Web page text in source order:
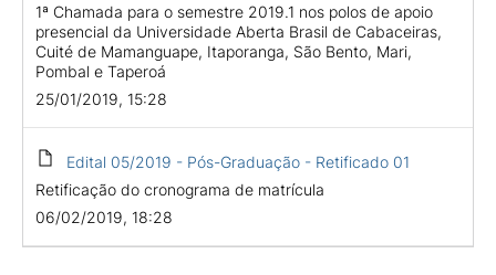
1ª Chamada para o semestre 2019.1 nos polos de apoio
presencial da Universidade Aberta Brasil de Cabaceiras,
Cuité de Mamanguape, Itaporanga, São Bento, Mari,
Pombal e Taperoá
25/01/2019, 15:28
Edital 05/2019 - Pós-Graduação - Retificado 01
Retificação do cronograma de matrícula
06/02/2019, 18:28